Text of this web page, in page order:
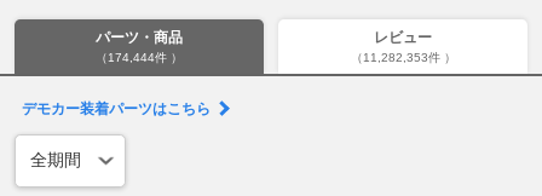
パーツ・商品
（174,444件 ）
レビュー
（11,282,353件 ）
デモカー装着パーツはこちら